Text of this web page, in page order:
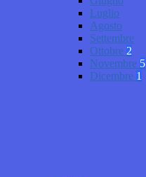
Luglio
Agosto
Settembre
Ottobre 2
Novembre 5
Dicembre 1